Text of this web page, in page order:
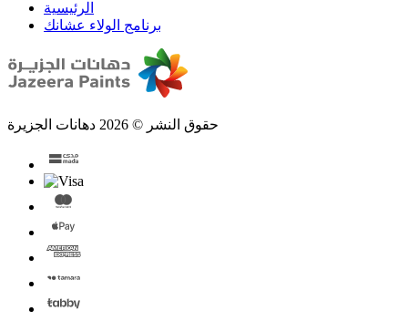
الرئيسية
برنامج الولاء عشانك
حقوق النشر © 2026 دهانات الجزيرة